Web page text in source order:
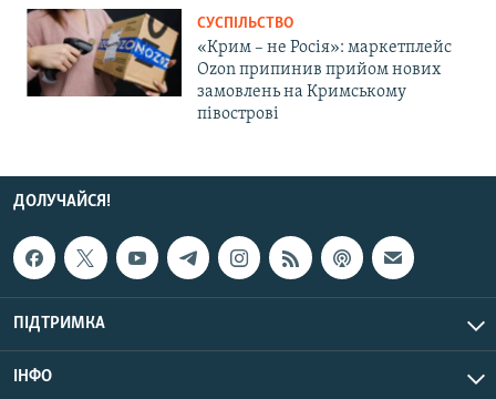
СУСПІЛЬСТВО
«Крим – не Росія»: маркетплейс
Ozon припинив прийом нових
замовлень на Кримському
півострові
ДОЛУЧАЙСЯ!
ПІДТРИМКА
ІНФО